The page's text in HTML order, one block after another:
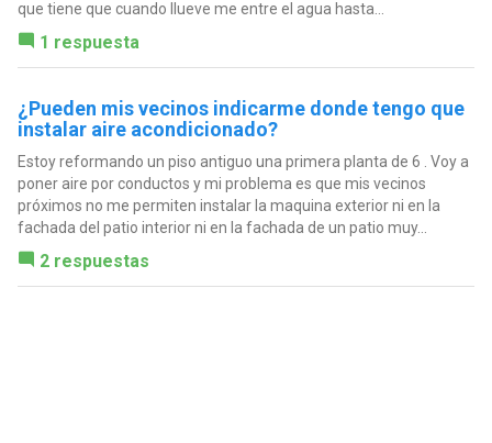
que tiene que cuando llueve me entre el agua hasta...
1 respuesta
¿Pueden mis vecinos indicarme donde tengo que
instalar aire acondicionado?
Estoy reformando un piso antiguo una primera planta de 6 . Voy a
poner aire por conductos y mi problema es que mis vecinos
próximos no me permiten instalar la maquina exterior ni en la
fachada del patio interior ni en la fachada de un patio muy...
2 respuestas